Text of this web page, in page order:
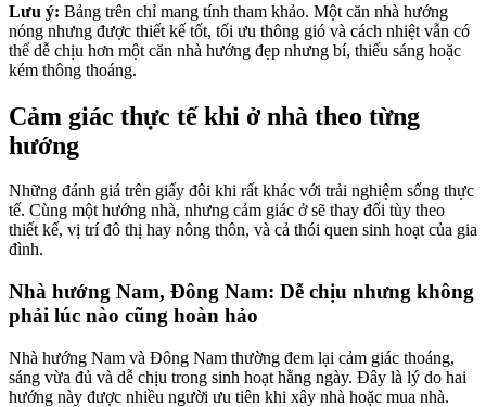
Lưu ý: Bảng trên chỉ mang tính tham khảo. Một căn nhà hướng
nóng nhưng được thiết kế tốt, tối ưu thông gió và cách nhiệt vẫn có
thể dễ chịu hơn một căn nhà hướng đẹp nhưng bí, thiếu sáng hoặc
kém thông thoáng.
Cảm giác thực tế khi ở nhà theo từng
hướng
Những đánh giá trên giấy đôi khi rất khác với trải nghiệm sống thực
tế. Cùng một hướng nhà, nhưng cảm giác ở sẽ thay đổi tùy theo
thiết kế, vị trí đô thị hay nông thôn, và cả thói quen sinh hoạt của gia
đình.
Nhà hướng Nam, Đông Nam: Dễ chịu nhưng không
phải lúc nào cũng hoàn hảo
Nhà hướng Nam và Đông Nam thường đem lại cảm giác thoáng,
sáng vừa đủ và dễ chịu trong sinh hoạt hằng ngày. Đây là lý do hai
hướng này được nhiều người ưu tiên khi xây nhà hoặc mua nhà.